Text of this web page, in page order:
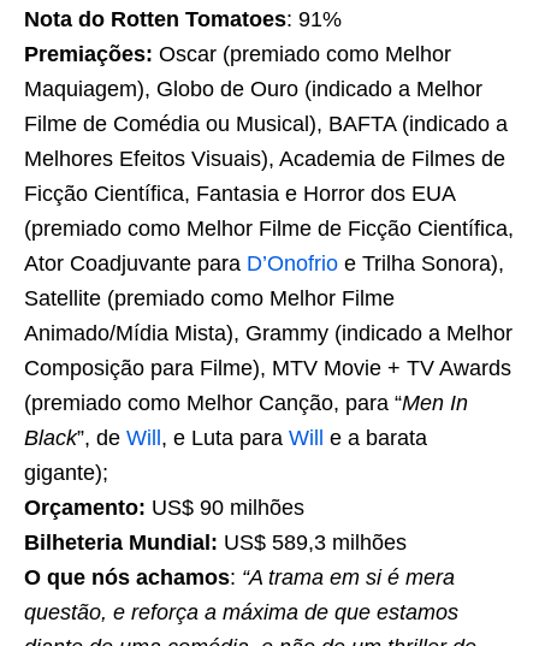
Nota do Rotten Tomatoes: 91%
Premiações: Oscar (premiado como Melhor
Maquiagem), Globo de Ouro (indicado a Melhor
Filme de Comédia ou Musical), BAFTA (indicado a
Melhores Efeitos Visuais), Academia de Filmes de
Ficção Científica, Fantasia e Horror dos EUA
(premiado como Melhor Filme de Ficção Científica,
Ator Coadjuvante para D’Onofrio e Trilha Sonora),
Satellite (premiado como Melhor Filme
Animado/Mídia Mista), Grammy (indicado a Melhor
Composição para Filme), MTV Movie + TV Awards
(premiado como Melhor Canção, para “Men In
Black”, de Will, e Luta para Will e a barata
gigante);
Orçamento: US$ 90 milhões
Bilheteria Mundial: US$ 589,3 milhões
O que nós achamos: “A trama em si é mera
questão, e reforça a máxima de que estamos